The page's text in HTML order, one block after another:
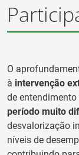
O
à intervenção
de entendimento
período muito
desvalorização
níveis de